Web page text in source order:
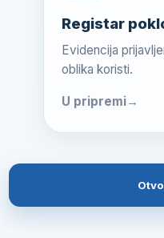
Registar
Evidencija
oblika koristi.
U pripremi